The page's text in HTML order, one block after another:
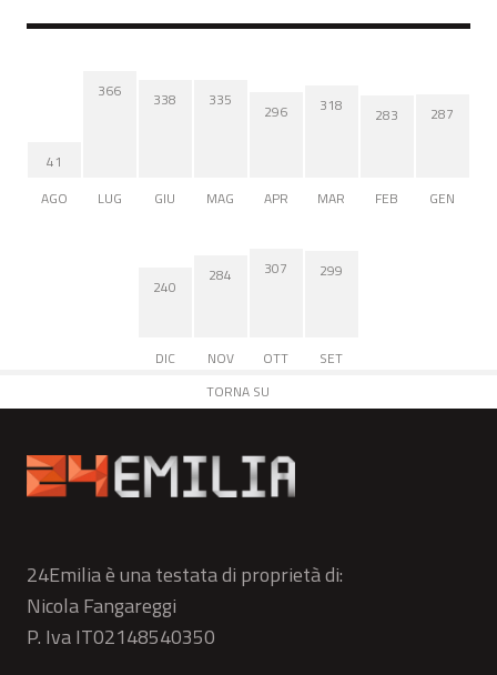
41
AGO
366
LUG
338
GIU
335
MAG
296
APR
318
MAR
283
FEB
287
GEN
240
DIC
284
NOV
307
OTT
299
SET
TORNA SU
24Emilia è una testata di proprietà di:
Nicola Fangareggi
P. Iva IT02148540350